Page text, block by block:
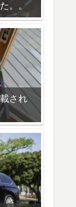
。。
され